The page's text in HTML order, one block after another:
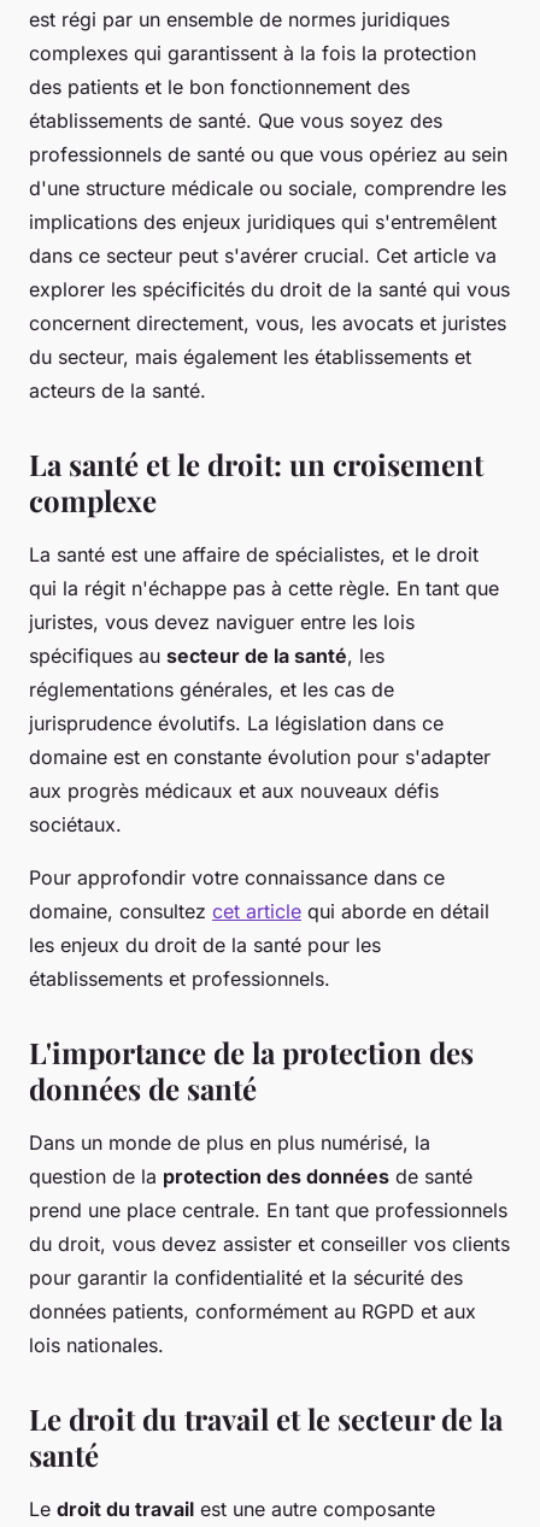
est régi par un ensemble de normes juridiques
complexes qui garantissent à la fois la protection
des patients et le bon fonctionnement des
établissements de santé. Que vous soyez des
professionnels de santé ou que vous opériez au sein
d'une structure médicale ou sociale, comprendre les
implications des enjeux juridiques qui s'entremêlent
dans ce secteur peut s'avérer crucial. Cet article va
explorer les spécificités du droit de la santé qui vous
concernent directement, vous, les avocats et juristes
du secteur, mais également les établissements et
acteurs de la santé.
La santé et le droit: un croisement
complexe
La santé est une affaire de spécialistes, et le droit
qui la régit n'échappe pas à cette règle. En tant que
juristes, vous devez naviguer entre les lois
spécifiques au secteur de la santé, les
réglementations générales, et les cas de
jurisprudence évolutifs. La législation dans ce
domaine est en constante évolution pour s'adapter
aux progrès médicaux et aux nouveaux défis
sociétaux.
Pour approfondir votre connaissance dans ce
domaine, consultez cet article qui aborde en détail
les enjeux du droit de la santé pour les
établissements et professionnels.
L'importance de la protection des
données de santé
Dans un monde de plus en plus numérisé, la
question de la protection des données de santé
prend une place centrale. En tant que professionnels
du droit, vous devez assister et conseiller vos clients
pour garantir la confidentialité et la sécurité des
données patients, conformément au RGPD et aux
lois nationales.
Le droit du travail et le secteur de la
santé
Le droit du travail est une autre composante